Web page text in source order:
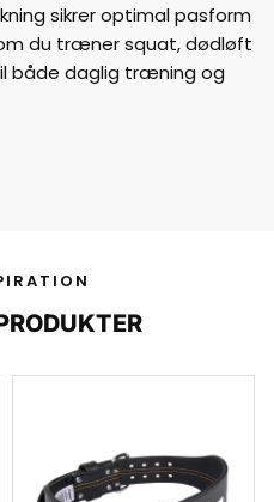
sikrer optimal pasform
du træner squat, dødløft
både daglig træning og